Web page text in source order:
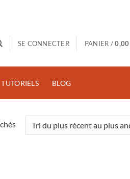
SE CONNECTER PANIER /0,00
TUTORIELS BLOG
Trié